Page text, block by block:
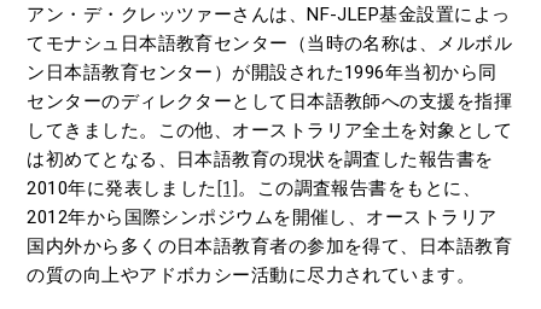
アン・デ・クレッツァーさんは、NF-JLEP基金設置によっ
てモナシュ日本語教育センター（当時の名称は、メルボル
ン日本語教育センター）が開設された1996年当初から同
センターのディレクターとして日本語教師への支援を指揮
してきました。この他、オーストラリア全土を対象として
は初めてとなる、日本語教育の現状を調査した報告書を
2010年に発表しました [1]。この調査報告書をもとに、
2012年から国際シンポジウムを開催し、オーストラリア
国内外から多くの日本語教育者の参加を得て、日本語教育
の質の向上やアドボカシー活動に尽力されています。